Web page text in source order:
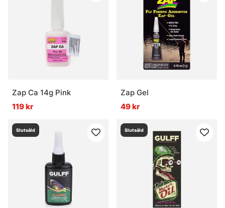
Zap Ca 14g Pink
119 kr
Zap Gel
49 kr
Slutsåld Slutsåld